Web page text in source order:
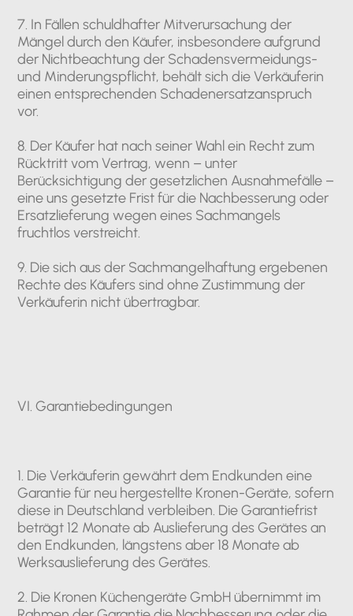
7. In Fällen schuldhafter Mitverursachung der
Mängel durch den Käufer, insbesondere aufgrund
der Nichtbeachtung der Schadensvermeidungs-
und Minderungspflicht, behält sich die Verkäuferin
einen entsprechenden Schadenersatzanspruch
vor.
8. Der Käufer hat nach seiner Wahl ein Recht zum
Rücktritt vom Vertrag, wenn – unter
Berücksichtigung der gesetzlichen Ausnahmefälle –
eine uns gesetzte Frist für die Nachbesserung oder
Ersatzlieferung wegen eines Sachmangels
fruchtlos verstreicht.
9. Die sich aus der Sachmangelhaftung ergebenen
Rechte des Käufers sind ohne Zustimmung der
Verkäuferin nicht übertragbar.
VI. Garantiebedingungen
1. Die Verkäuferin gewährt dem Endkunden eine
Garantie für neu hergestellte Kronen-Geräte, sofern
diese in Deutschland verbleiben. Die Garantiefrist
beträgt 12 Monate ab Auslieferung des Gerätes an
den Endkunden, längstens aber 18 Monate ab
Werksauslieferung des Gerätes.
2. Die Kronen Küchengeräte GmbH übernimmt im